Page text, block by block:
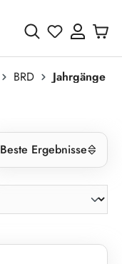
Du hast 0
BRD Jahrgänge
Beste Ergebnisse